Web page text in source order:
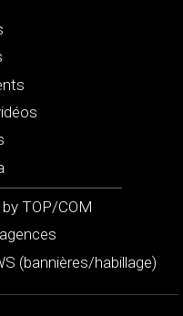
TOP/COM
(bannières/habillage)